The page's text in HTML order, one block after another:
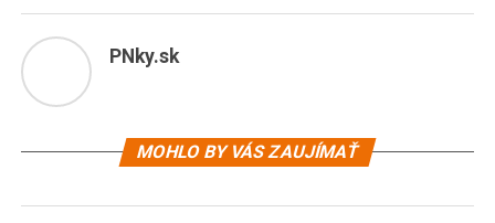
PNky.sk
MOHLO BY VÁS ZAUJÍMAŤ